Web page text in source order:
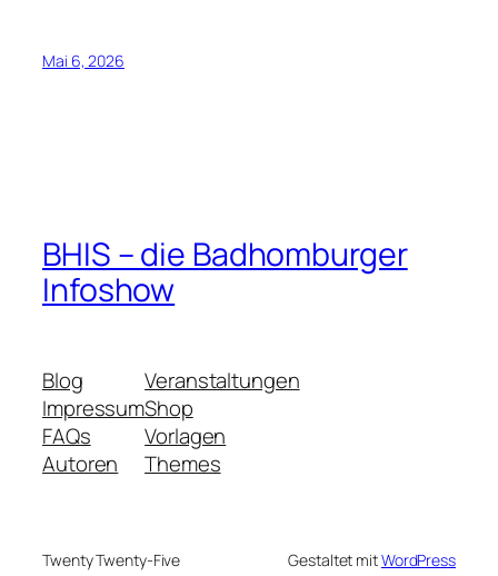
Mai 6, 2026
BHIS – die Badhomburger
Infoshow
Blog
Impressum
FAQs
Autoren
Veranstaltungen
Shop
Vorlagen
Themes
Twenty Twenty-Five Gestaltet mitWordPress